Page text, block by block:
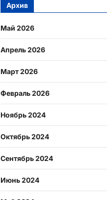
Архив
Май 2026
Апрель 2026
Март 2026
Февраль 2026
Ноябрь 2024
Октябрь 2024
Сентябрь 2024
Июнь 2024